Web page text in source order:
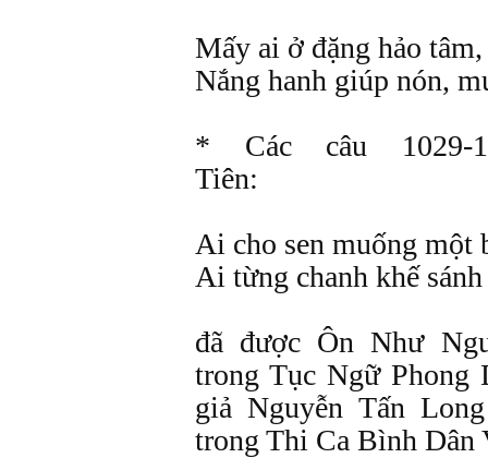
Mấy ai ở đặng hảo tâm,
Nắng hanh giúp nón,
* Các câu 1029-
Tiên:
Ai cho sen muống một
Ai từng chanh khế
đã được Ôn Như
trong Tục Ngữ Phong
giả Nguyễn Tấn
trong Thi Ca Bình Dân